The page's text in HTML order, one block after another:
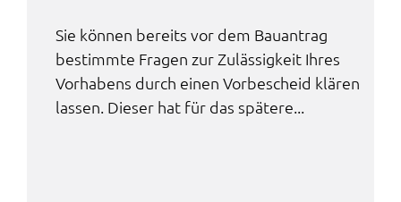
Sie können bereits vor dem Bauan­trag
bestimm­te Fragen zur Zuläs­sig­keit Ihres
Vorha­bens durch einen Vorbe­scheid klären
lassen. Dieser hat für das späte­re...